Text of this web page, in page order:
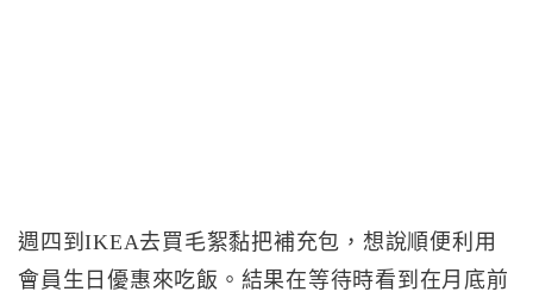
週四到IKEA去買毛絮黏把補充包，想說順便利用
會員生日優惠來吃飯。結果在等待時看到在月底前